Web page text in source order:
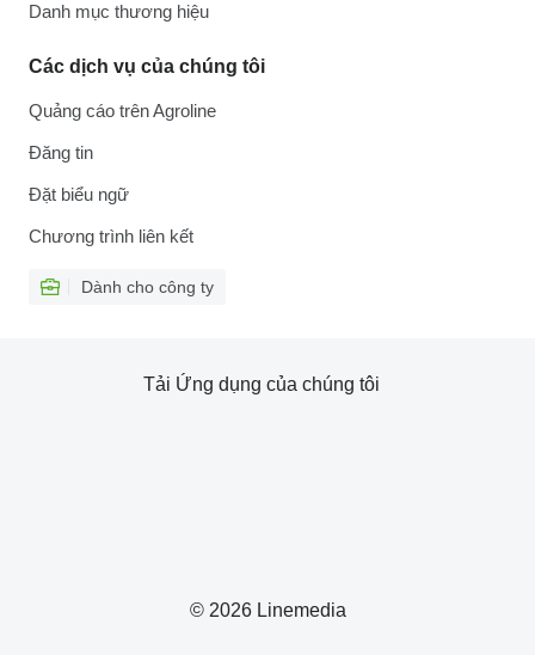
Danh mục thương hiệu
Các dịch vụ của chúng tôi
Quảng cáo trên Agroline
Đăng tin
Đặt biểu ngữ
Chương trình liên kết
Dành cho công ty
© 2026 Linemedia
Tải Ứng dụng của chúng tôi